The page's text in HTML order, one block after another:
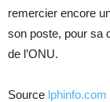
remercier encore
son poste, pour sa
de l’ONU.
Source lphinfo.com